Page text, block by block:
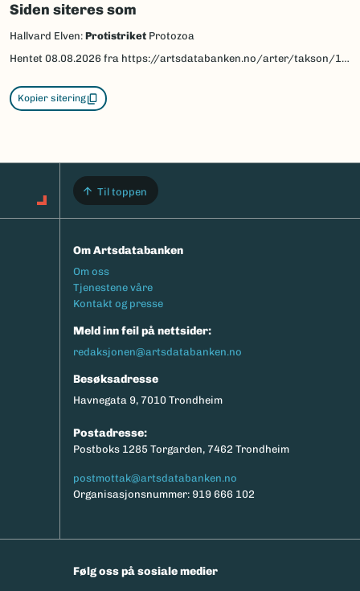
Siden siteres som
Hallvard Elven: Protistriket Protozoa
Hentet 08.08.2026 fra https://artsdatabanken.no/arter/takson/1433/beskrivelse
Kopier sitering
Til toppen
Om Artsdatabanken
Footermeny
Om oss
Tjenestene våre
Kontakt og presse
Meld inn feil på nettsider:
redaksjonen@artsdatabanken.no
Besøksadresse
Havnegata 9, 7010 Trondheim
Postadresse:
Postboks 1285 Torgarden, 7462 Trondheim
postmottak@artsdatabanken.no
Organisasjonsnummer: 919 666 102
Følg oss på sosiale medier